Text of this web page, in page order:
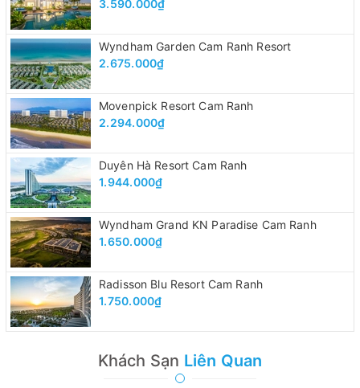
3.590.000₫
Wyndham Garden Cam Ranh Resort
2.675.000₫
Movenpick Resort Cam Ranh
2.294.000₫
Duyên Hà Resort Cam Ranh
1.944.000₫
Wyndham Grand KN Paradise Cam Ranh
1.650.000₫
Radisson Blu Resort Cam Ranh
1.750.000₫
Khách Sạn Liên Quan